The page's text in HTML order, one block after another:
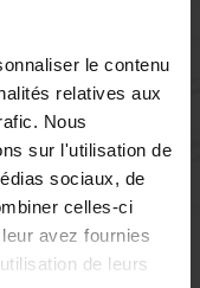
le contenu
relatives aux
Nous
sur l'utilisation de
sociaux, de
celles-ci
avez fournies
de leurs
de votre expérience
à tout